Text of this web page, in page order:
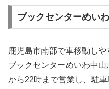
ブックセンターめい
鹿児島市南部で車移動しや
ブックセンターめいわ中
から22時まで営業し、駐